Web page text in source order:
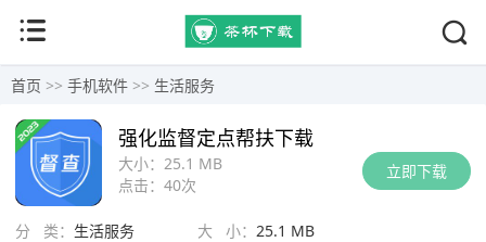
首页 >> 手机软件 >> 生活服务
立即下载
大小： 25.1 MB
点击： 40次
强化监督定点帮扶下载
分 类： 生活服务 大 小： 25.1 MB